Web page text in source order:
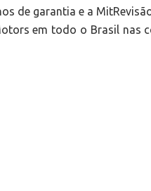
de garantia e a
em todo o Brasil nas